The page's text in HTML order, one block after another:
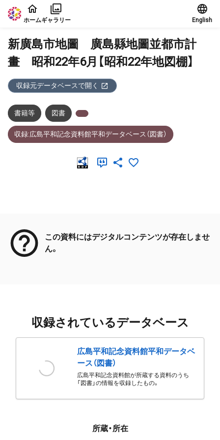
本文に飛ぶ
ホームギャラリー English
新廣島市地圖 廣島縣地圖並都市計
畫 昭和22年6月【昭和22年地図棚】
収録元データベースで開く
書籍等 図書
収録:広島平和記念資料館平和データベース（図書）
この資料にはデジタルコンテンツが存在しませ
ん。
収録されているデータベース
広島平和記念資料館平和データベ
ース（図書）
広島平和記念資料館が所蔵する資料のうち
「図書」の情報を収録したもの。
所蔵・所在